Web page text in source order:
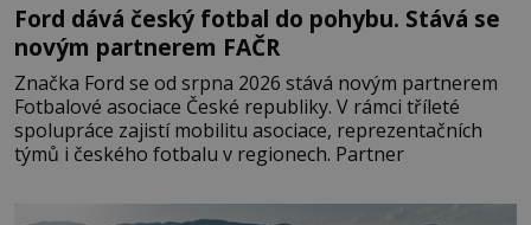
Ford dává český fotbal do pohybu. Stává se
novým partnerem FAČR
Značka Ford se od srpna 2026 stává novým partnerem
Fotbalové asociace České republiky. V rámci tříleté
spolupráce zajistí mobilitu asociace, reprezentačních
týmů i českého fotbalu v regionech. Partner